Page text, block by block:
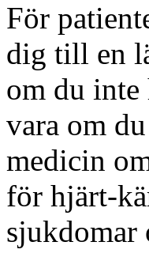
För
dig till en
om du inte
vara om
medicin
för hjärt-
sjukdomar